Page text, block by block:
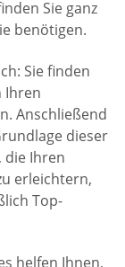
Sie ganz
benötigen.
Sie finden
Ihren
Anschließend
dieser
die Ihren
erleichtern,
Top-
helfen Ihnen,